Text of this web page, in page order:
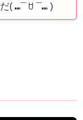
( ⑉¯ ꇴ ¯⑉ )